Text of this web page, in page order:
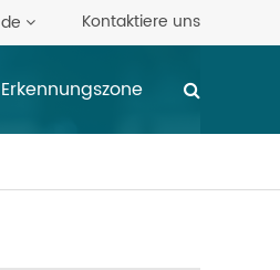
de Kontaktiere uns
Erkennungszone